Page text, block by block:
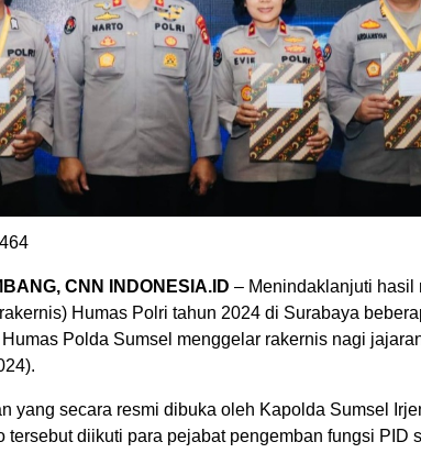
464
CNN INDONESIA.ID – Menindaklanjuti hasil
Humas Polri tahun 2024 di Surabaya
Polda Sumsel menggelar rakernis nagi
yang secara resmi dibuka oleh Kapolda Sumsel
tersebut diikuti para pejabat pengemban fungsi PID